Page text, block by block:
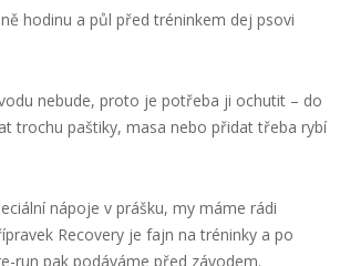
hodinu a půl před tréninkem dej psovi
nebude, proto je potřeba ji ochutit – do
trochu paštiky, masa nebo přidat třeba rybí
nápoje v prášku, my máme rádi
Recovery je fajn na tréninky a po
run pak podáváme před závodem.